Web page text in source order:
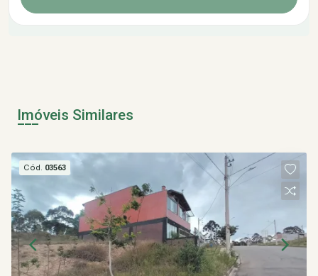
Imóveis Similares
Cód. 03563